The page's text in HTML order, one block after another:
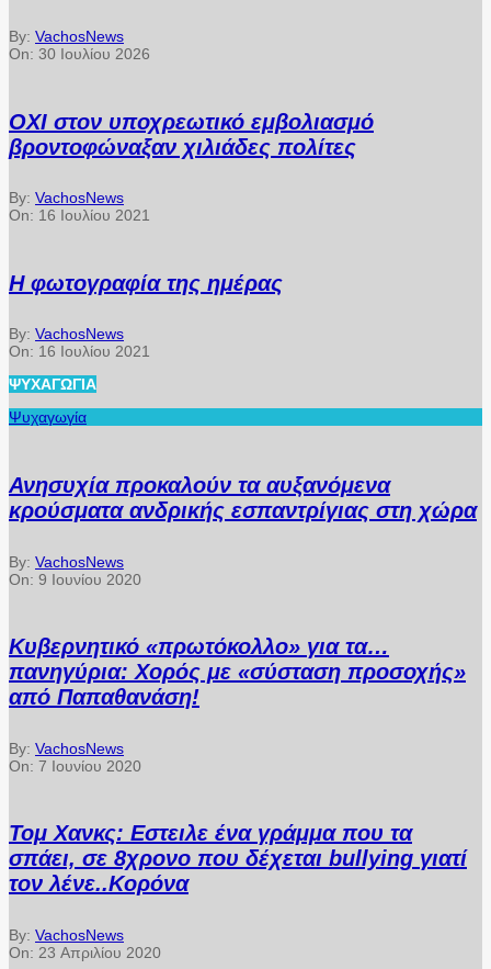
By: VachosNews
On: 30 Ιουλίου 2026
ΟΧΙ στον υποχρεωτικό εμβολιασμό
βροντοφώναξαν χιλιάδες πολίτες
By: VachosNews
On: 16 Ιουλίου 2021
Η φωτογραφία της ημέρας
By: VachosNews
On: 16 Ιουλίου 2021
ΨΥΧΑΓΩΓΊΑ
Ψυχαγωγία
Ανησυχία προκαλούν τα αυξανόμενα
κρούσματα ανδρικής εσπαντρίγιας στη χώρα
By: VachosNews
On: 9 Ιουνίου 2020
Κυβερνητικό «πρωτόκολλο» για τα…
πανηγύρια: Χορός με «σύσταση προσοχής»
από Παπαθανάση!
By: VachosNews
On: 7 Ιουνίου 2020
Τομ Χανκς: Εστειλε ένα γράμμα που τα
σπάει, σε 8χρονο που δέχεται bullying γιατί
τον λένε..Κορόνα
By: VachosNews
On: 23 Απριλίου 2020